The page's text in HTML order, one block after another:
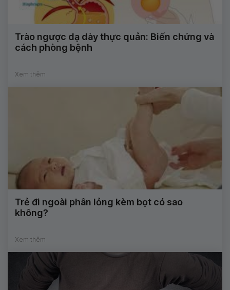
Trào ngược dạ dày thực quản: Biến chứng và
cách phòng bệnh
Xem thêm
Trẻ đi ngoài phân lỏng kèm bọt có sao
không?
Xem thêm